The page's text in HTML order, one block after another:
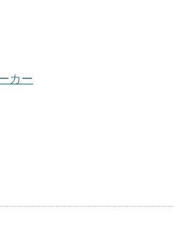
カー